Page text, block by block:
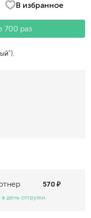
В избранное
700 раз
570 ₽
отгрузки.